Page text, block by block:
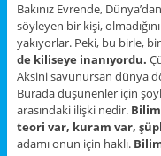
Bakınız Evrende,
söyleyen bir kişi,
yakıyorlar. Peki, bu birle,
de kiliseye inanıyordu.
Aksini savunursan dünya
Burada düşünenler için
arasındaki ilişki nedir.
teori var, kuram var,
adamı onun için haklı.